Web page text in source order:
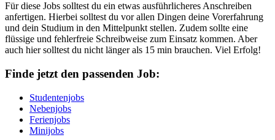
Für diese Jobs solltest du ein etwas ausführlicheres Anschreiben
anfertigen. Hierbei solltest du vor allen Dingen deine Vorerfahrung
und dein Studium in den Mittelpunkt stellen. Zudem sollte eine
flüssige und fehlerfreie Schreibweise zum Einsatz kommen. Aber
auch hier solltest du nicht länger als 15 min brauchen. Viel Erfolg!
Finde jetzt den passenden Job:
Studentenjobs
Nebenjobs
Ferienjobs
Minijobs